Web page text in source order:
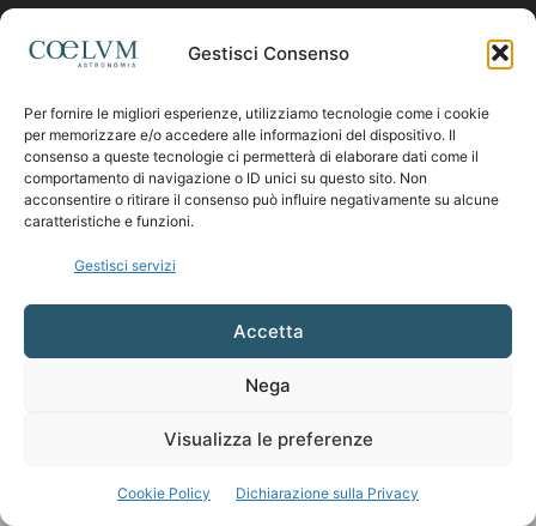
Gestisci Consenso
Per fornire le migliori esperienze, utilizziamo tecnologie come i cookie
per memorizzare e/o accedere alle informazioni del dispositivo. Il
consenso a queste tecnologie ci permetterà di elaborare dati come il
comportamento di navigazione o ID unici su questo sito. Non
acconsentire o ritirare il consenso può influire negativamente su alcune
caratteristiche e funzioni.
Gestisci servizi
Accetta
Nega
Visualizza le preferenze
Cookie Policy Dichiarazione sulla Privacy
Contattaci:coelumastro@coelum.com
SEGUICI